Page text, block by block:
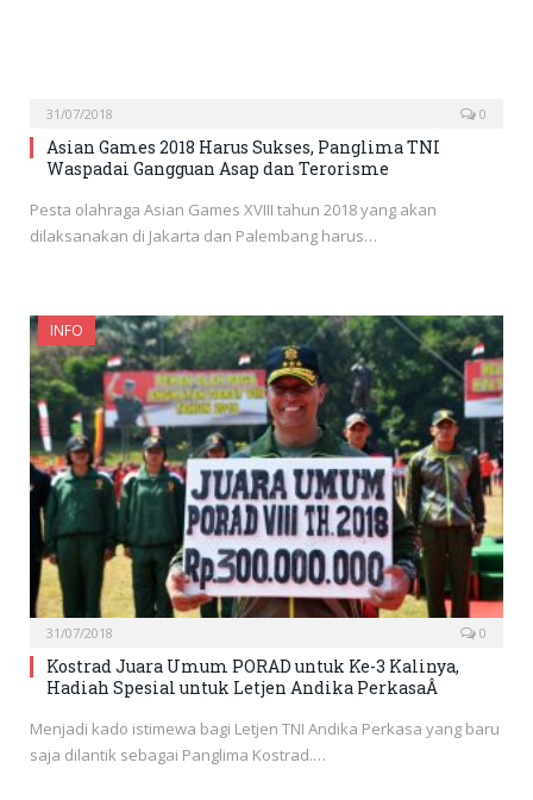
31/07/2018 0
Asian Games 2018 Harus Sukses, Panglima TNI
Waspadai Gangguan Asap dan Terorisme
Pesta olahraga Asian Games XVIII tahun 2018 yang akan
dilaksanakan di Jakarta dan Palembang harus…
INFO
31/07/2018 0
Kostrad Juara Umum PORAD untuk Ke-3 Kalinya,
Hadiah Spesial untuk Letjen Andika PerkasaÂ
Menjadi kado istimewa bagi Letjen TNI Andika Perkasa yang baru
saja dilantik sebagai Panglima Kostrad.…